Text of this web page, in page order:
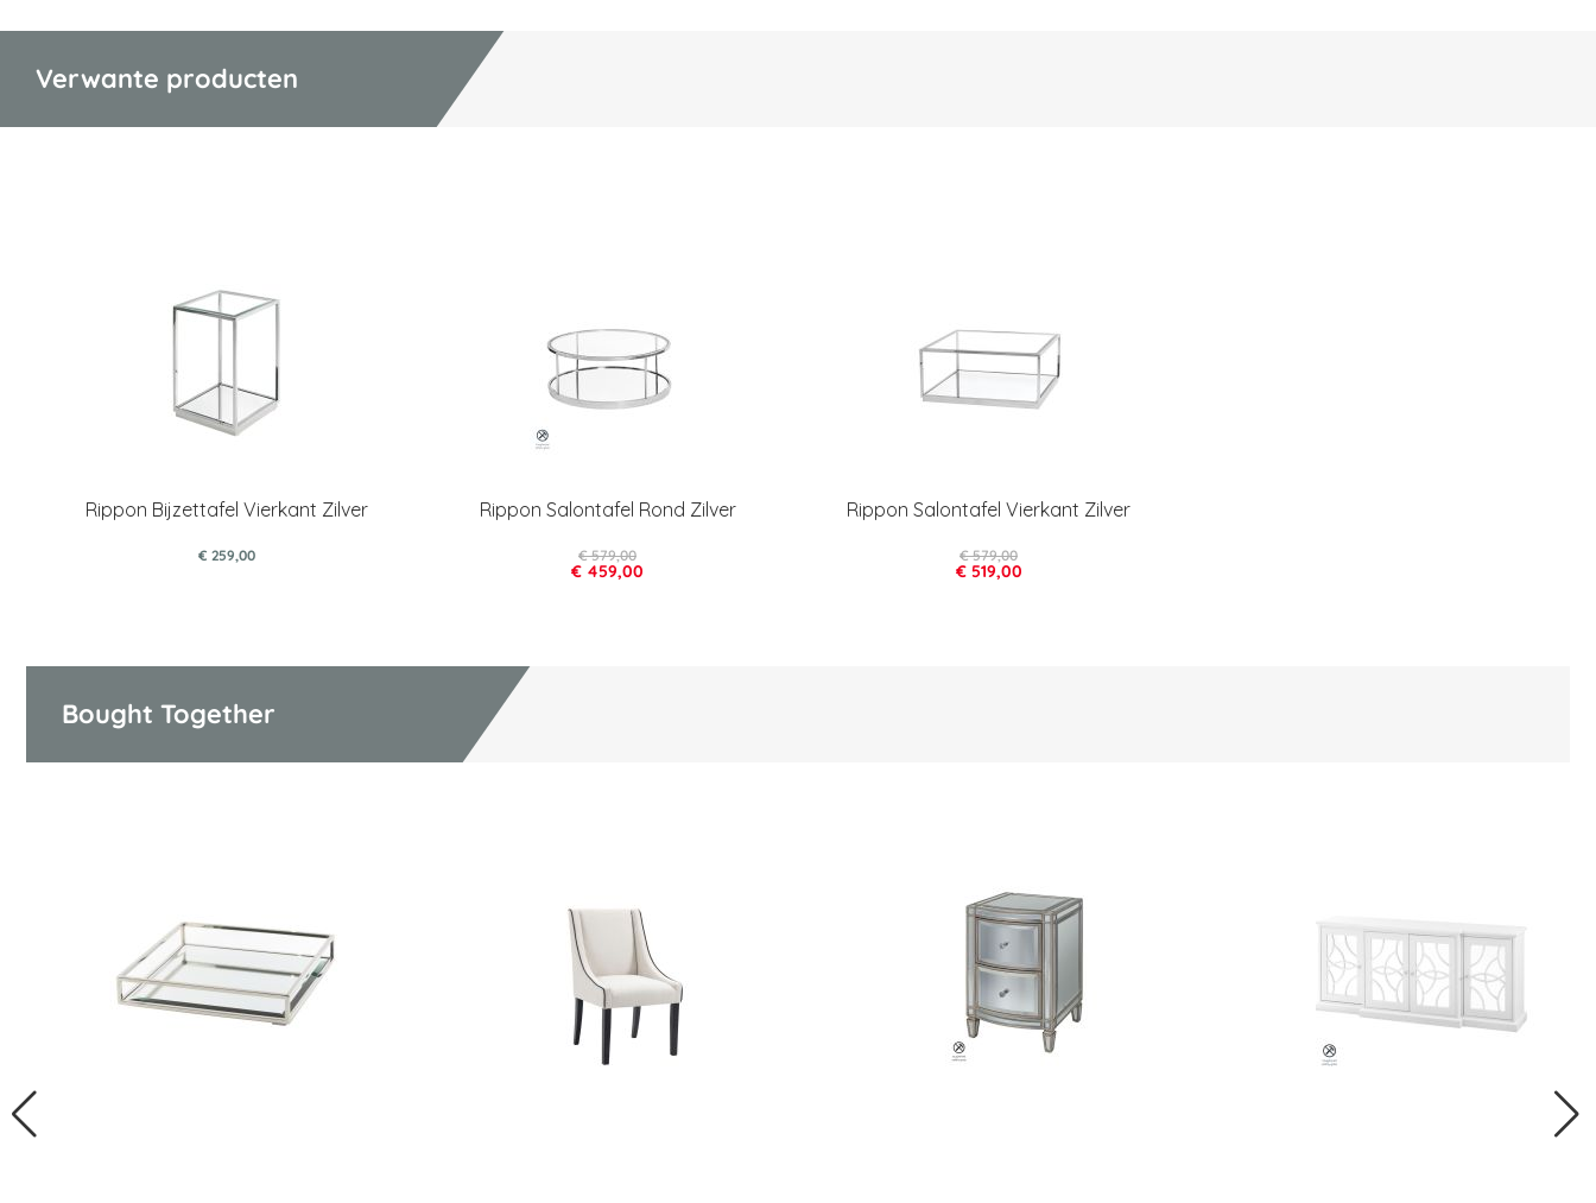
Verwante producten
Rippon Bijzettafel Vierkant Zilver
€ 259,00
Rippon Salontafel Rond Zilver
€ 459,00
€ 579,00
Rippon Salontafel Vierkant Zilver
€ 519,00
€ 579,00
Bought Together